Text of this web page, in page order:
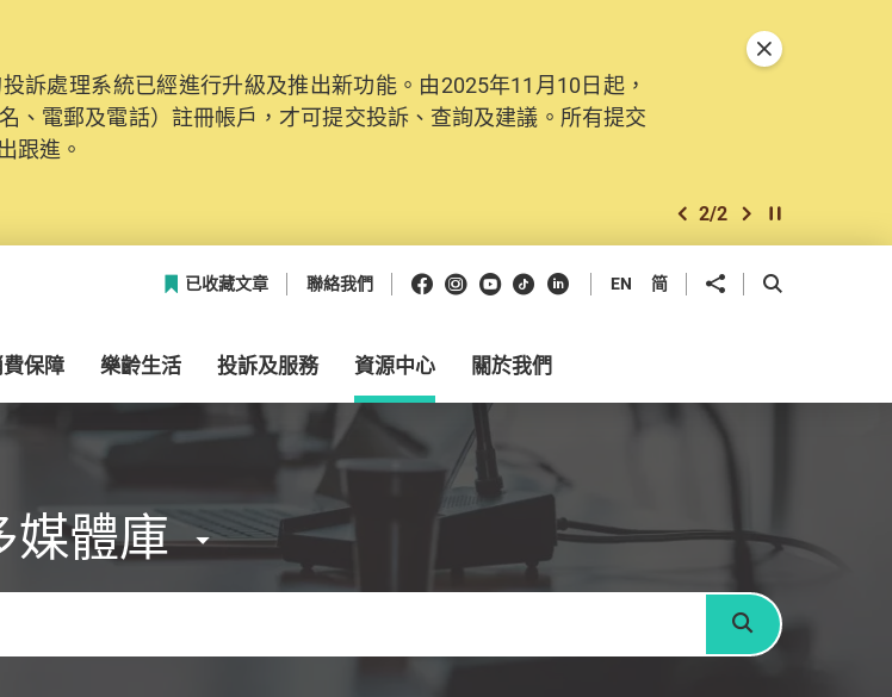
訴處理系統已經進行升級及推出新功能。由2025年11月10日起，
、電郵及電話）註冊帳戶，才可提交投訴、查詢及建議。所有提交
跟進。
上一個
2/2 下一個開始/暫停幻燈
關閉特別通告
已收藏文章 聯絡我們 Facebook
Instagram
Youtube
抖音領英 EN 简 分享到 開啟搜尋框
保障 樂齡生活 投訴及服務 資源中心 關於我們
媒體庫
搜尋